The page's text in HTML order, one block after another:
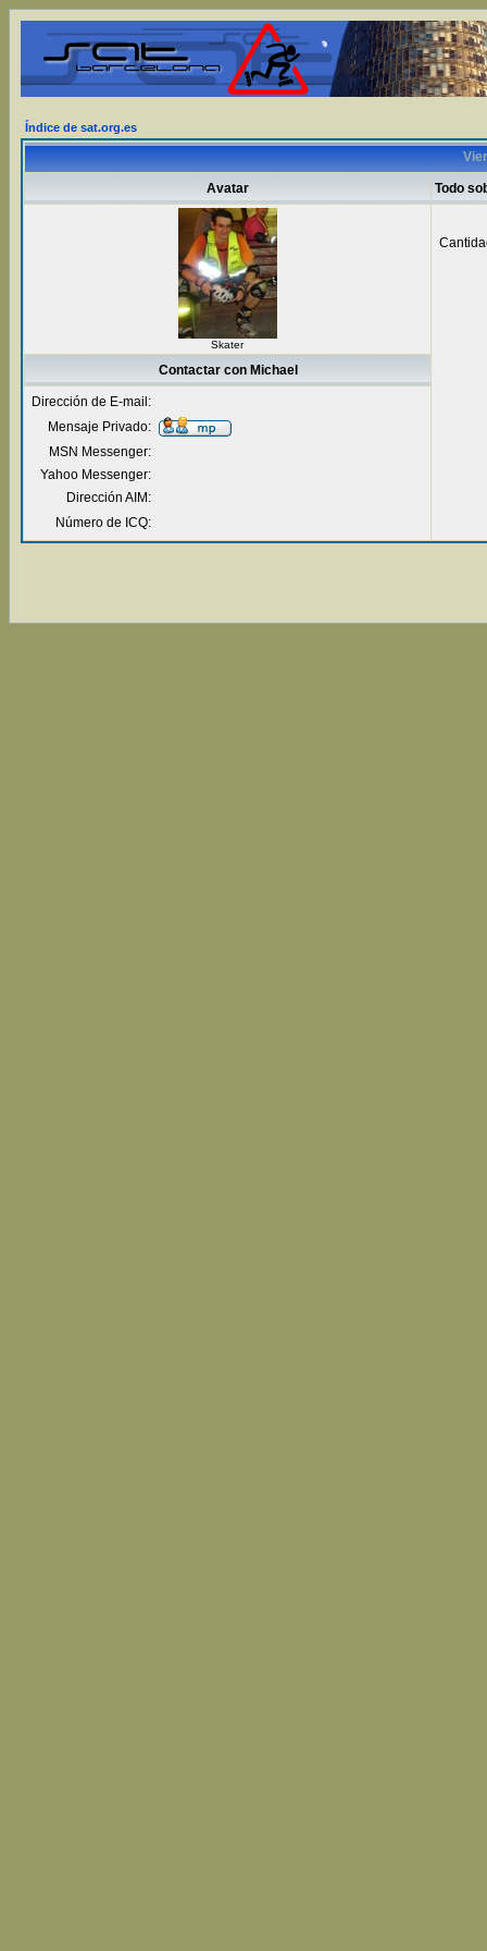
Índice de sat.org.es
Avatar Todo
Skater
Contactar con Michael
Dirección de E-mail:
Mensaje Privado:
MSN Messenger:
Yahoo Messenger:
Dirección AIM:
Número de ICQ: